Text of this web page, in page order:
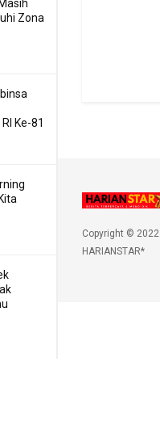
Zona
Ke-81
Copyright © 2022
HARIANSTAR*